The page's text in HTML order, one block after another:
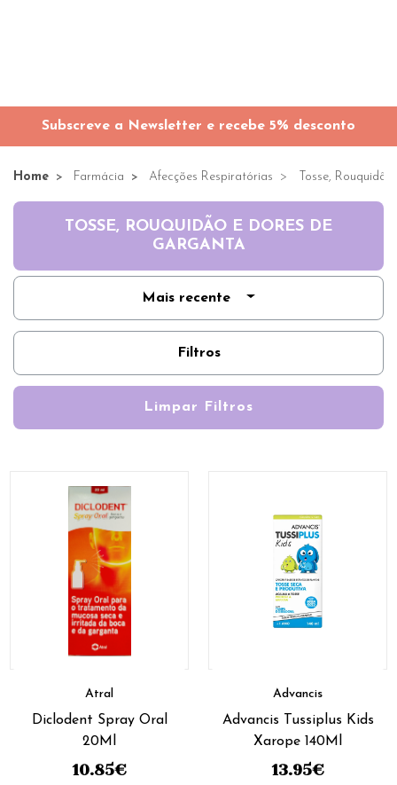
Subscreve a Newsletter e recebe 5% desconto
Home Farmácia Afecções Respiratórias Tosse,
TOSSE, ROUQUIDÃO E DORES DE
GARGANTA
Mais recente
Filtros
Limpar Filtros
Atral
Diclodent Spray Oral
20Ml
10.85€
Advancis
Advancis Tussiplus Kids
Xarope 140Ml
13.95€